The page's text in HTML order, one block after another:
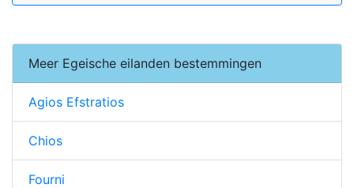
Meer Egeische eilanden bestemmingen
Agios Efstratios
Chios
Fourni